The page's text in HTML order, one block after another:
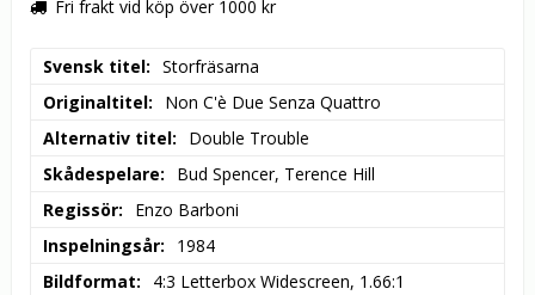
Fri frakt vid köp över 1000 kr
Svensk titel
Storfräsarna
Originaltitel
Non C'è Due Senza Quattro
Alternativ titel
Double Trouble
Skådespelare
Bud Spencer, Terence Hill
Regissör
Enzo Barboni
Inspelningsår
1984
Bildformat
4:3 Letterbox Widescreen, 1.66:1